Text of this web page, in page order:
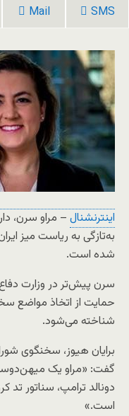
Mail SMS
اینترنشنال – مراو سرن،
به‌تازگی به ریاست میز
شده است.
سرن پیش‌تر در وزارت
حمایت از اتخاذ مواضع
شناخته می‌شود.
برایان هیوز، سخنگوی
گفت: «مراو یک
دونالد ترامپ، سناتور
است.»